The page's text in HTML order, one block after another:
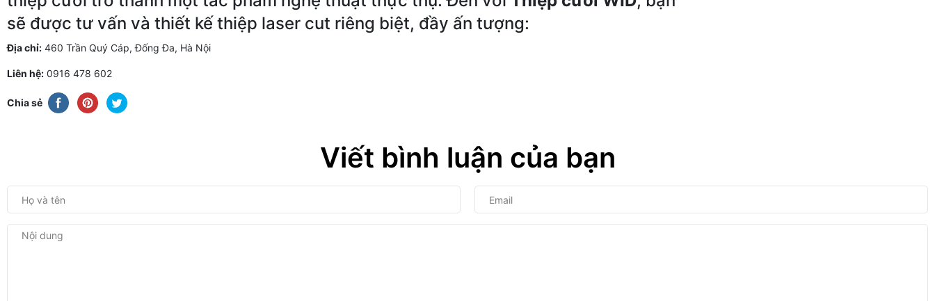
sẽ được tư vấn và thiết kế thiệp laser cut riêng biệt, đầy ấn tượng:
Địa chỉ: 460 Trần Quý Cáp, Đống Đa, Hà Nội
Liên hệ: 0916 478 602
Chia sẻ
Viết bình luận của bạn